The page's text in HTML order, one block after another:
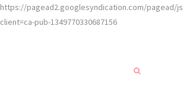
https://pagead2.googlesyndication.com/pagead/
client=ca-pub-1349770330687156